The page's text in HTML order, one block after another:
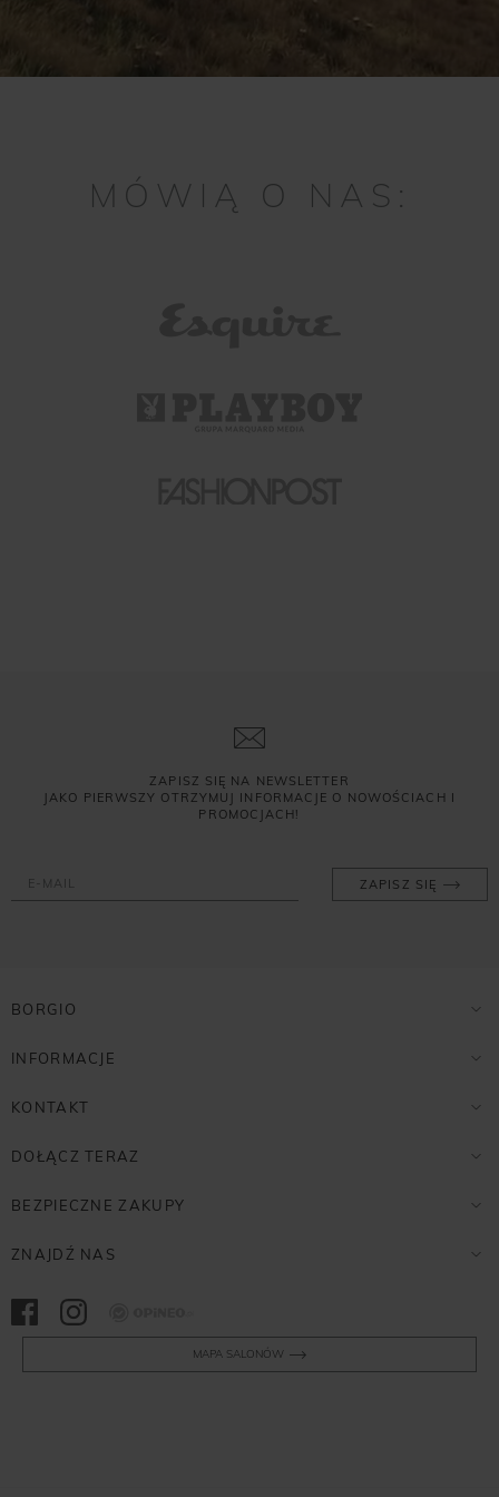
MÓWIĄ O NAS:
ZAPISZ SIĘ NA NEWSLETTER
JAKO PIERWSZY OTRZYMUJ INFORMACJE O NOWOŚCIACH I
PROMOCJACH!
ZAPISZ SIĘ
BORGIO
INFORMACJE
KONTAKT
DOŁĄCZ TERAZ
BEZPIECZNE ZAKUPY
ZNAJDŹ NAS
MAPA SALONÓW